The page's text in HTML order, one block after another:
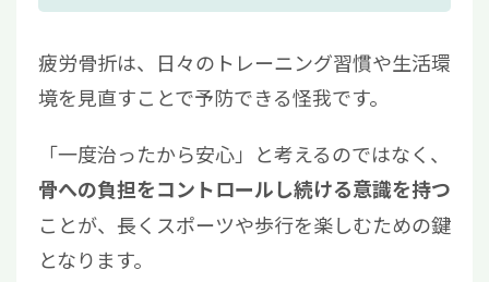
疲労骨折は、日々のトレーニング習慣や生活環
境を見直すことで予防できる怪我です。
「一度治ったから安心」と考えるのではなく、
骨への負担をコントロールし続ける意識を持つ
ことが、長くスポーツや歩行を楽しむための鍵
となります。